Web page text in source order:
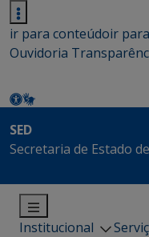
ir para conteúdoir
Ouvidoria
SED
Secretaria de Estado
Institucional